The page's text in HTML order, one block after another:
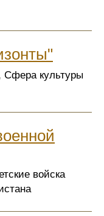
Сфера культуры
войска